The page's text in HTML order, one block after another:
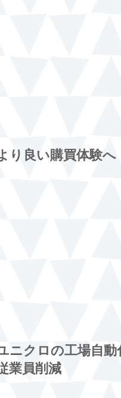
り良い購買体験へ
ニクロの工場自動
業員削減